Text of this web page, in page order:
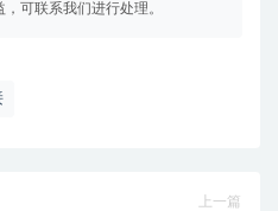
可联系我们进行处理。
上一篇